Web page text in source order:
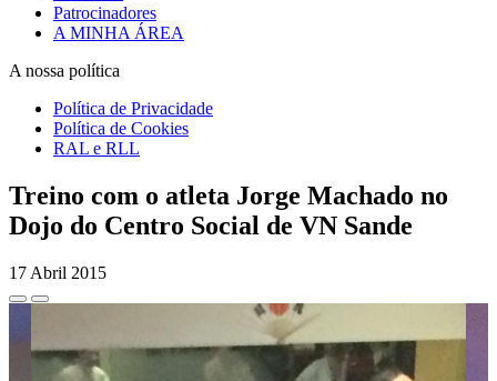
Patrocinadores
A MINHA ÁREA
A nossa política
Política de Privacidade
Política de Cookies
RAL e RLL
Treino com o atleta Jorge Machado no
Dojo do Centro Social de VN Sande
17 Abril 2015